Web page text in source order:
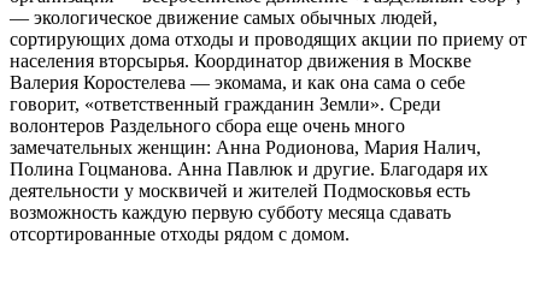
— экологическое движение самых обычных людей,
сортирующих дома отходы и проводящих акции по приему от
населения вторсырья. Координатор движения в Москве
Валерия Коростелева — экомама, и как она сама о себе
говорит, «ответственный гражданин Земли». Среди
волонтеров Раздельного сбора еще очень много
замечательных женщин: Анна Родионова, Мария Налич,
Полина Гоцманова. Анна Павлюк и другие. Благодаря их
деятельности у москвичей и жителей Подмосковья есть
возможность каждую первую субботу месяца сдавать
отсортированные отходы рядом с домом.